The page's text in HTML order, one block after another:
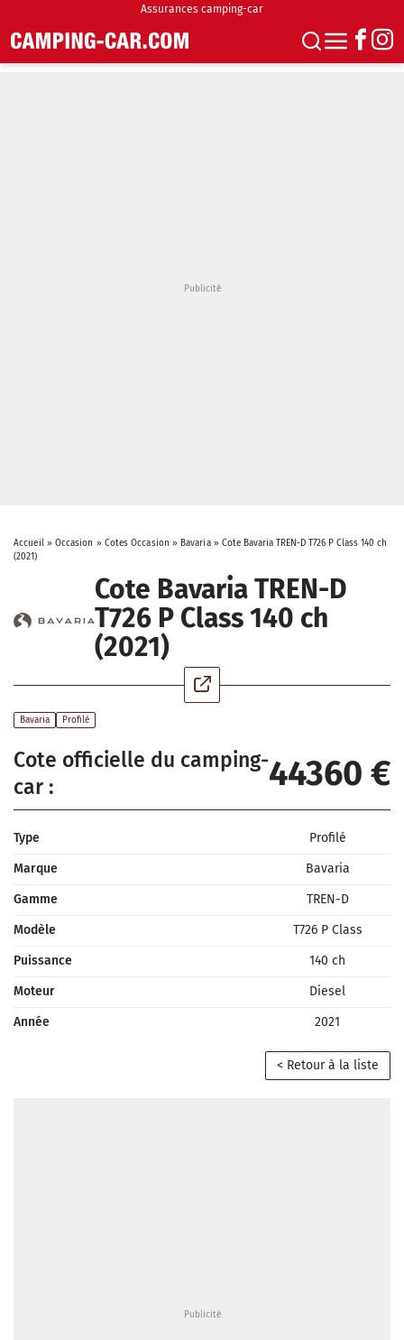
Assurances camping-car
Accueil» Occasion » Cotes Occasion » Bavaria» Cote Bavaria TREN-D T726 P Class 140 ch
(2021)
Cote Bavaria TREN-D
T726 P Class 140 ch
(2021)
Bavaria Profilé
Cote officielle du camping-
car :
44360 €
Type
Profilé
Marque
Bavaria
Gamme
TREN-D
Modèle
T726 P Class
Puissance
140 ch
Moteur
Diesel
Année
2021
< Retour à la liste